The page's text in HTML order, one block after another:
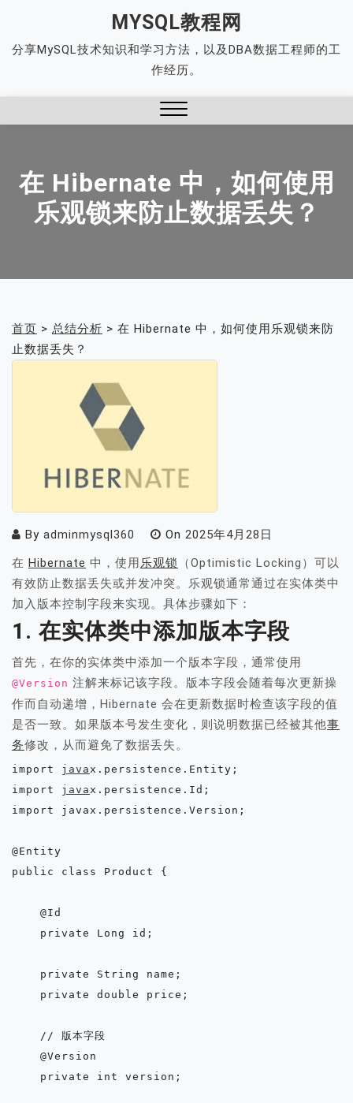
content
MYSQL教程网
分享MySQL技术知识和学习方法，以及DBA数据工程师的工
作经历。
在 Hibernate 中，如何使用
乐观锁来防止数据丢失？
首页 > 总结分析 > 在 Hibernate 中，如何使用乐观锁来防
止数据丢失？
By adminmysql360 On 2025年4月28日
在 Hibernate 中，使用 乐观锁
（Optimistic Locking）可以
有效防止数据丢失或并发冲突。乐观锁通常通过在实体类中
加入版本控制字段来实现。具体步骤如下：
1. 在实体类中添加版本字段
首先，在你的实体类中添加一个版本字段，通常使用
@Version 注解来标记该字段。版本字段会随着每次更新操
作而自动递增，Hibernate 会在更新数据时检查该字段的值
是否一致。如果版本号发生变化，则说明数据已经被其他事
务修改，从而避免了数据丢失。
import java x.persistence.Entity;
import java x.persistence.Id;
import javax.persistence.Version;
@Entity
public class Product {